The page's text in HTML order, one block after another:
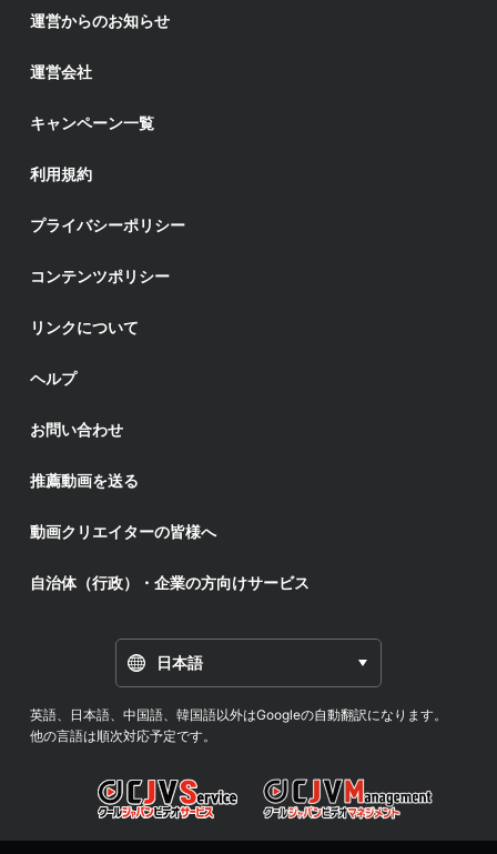
運営からのお知らせ
運営会社
キャンペーン一覧
利用規約
プライバシーポリシー
コンテンツポリシー
リンクについて
ヘルプ
お問い合わせ
推薦動画を送る
動画クリエイターの皆様へ
自治体（行政）・企業の方向けサービス
日本語
英語、日本語、中国語、韓国語以外はGoogleの自動翻訳になります。
他の言語は順次対応予定です。